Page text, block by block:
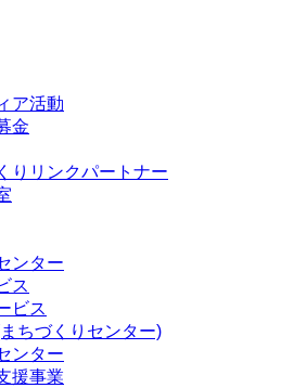
ア活動
金
りリンクパートナー
ンター
ス
ビス
ちづくりセンター)
ンター
援事業